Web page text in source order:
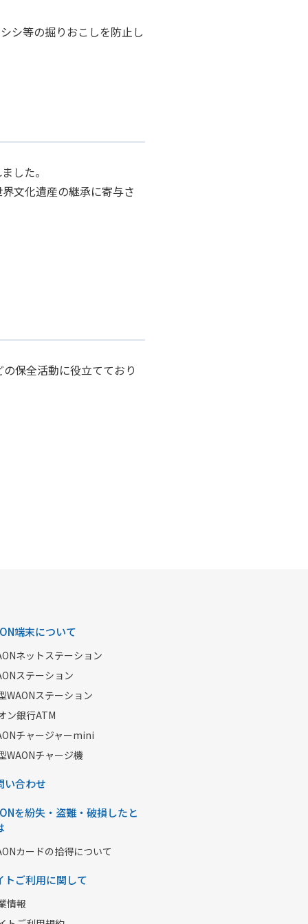
シ等の掘りおこしを防止し
した。
文化遺産の継承に寄与さ
保全活動に役立てており
端末について
ネットステーション
ステーション
WAONステーション
ン銀行ATM
チャージャーmini
WAONチャージ機
い合わせ
を紛失・盗難・破損したと
カードの拾得について
トご利用に関して
情報